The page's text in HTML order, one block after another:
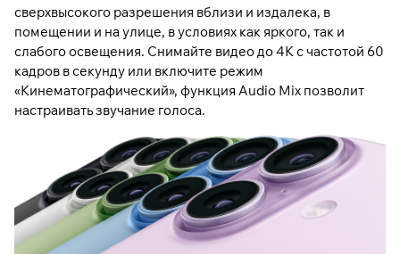
сверхвысокого разрешения вблизи и издалека, в
помещении и на улице, в условиях как яркого, так и
слабого освещения. Снимайте видео до 4K с частотой 60
кадров в секунду или включите режим
«Кинематографический», функция Audio Mix позволит
настраивать звучание голоса.